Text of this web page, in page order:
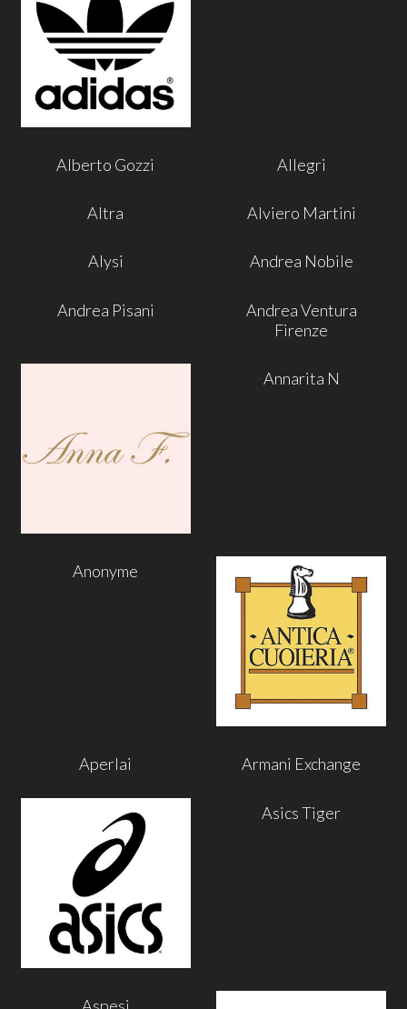
Alberto Gozzi Allegri
Altra Alviero Martini
Alysi Andrea Nobile
Andrea Pisani
Andrea Ventura
Firenze
Annarita N
Anonyme
Aperlai Armani Exchange
Asics Tiger